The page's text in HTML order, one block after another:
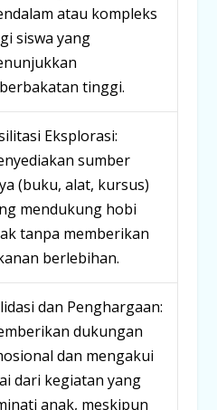
atau kompleks
siswa yang
tinggi.
Eksplorasi:
sumber
(buku, alat, kursus)
mendukung hobi
tanpa memberikan
berlebihan.
dan Penghargaan:
dukungan
dan mengakui
dari kegiatan yang
anak, meskipun